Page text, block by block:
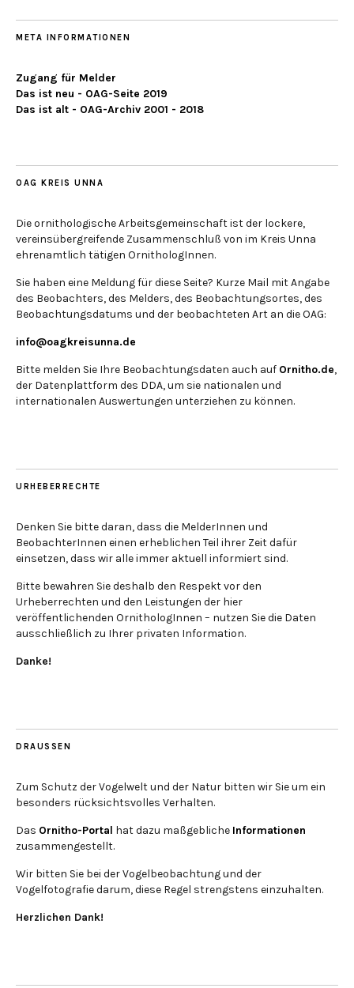
META INFORMATIONEN
Zugang für Melder
Das ist neu - OAG-Seite 2019
Das ist alt - OAG-Archiv 2001 - 2018
OAG KREIS UNNA
Die ornithologische Arbeitsgemeinschaft ist der lockere,
vereinsübergreifende Zusammenschluß von im Kreis Unna
ehrenamtlich tätigen OrnithologInnen.
Sie haben eine Meldung für diese Seite? Kurze Mail mit Angabe
des Beobachters, des Melders, des Beobachtungsortes, des
Beobachtungsdatums und der beobachteten Art an die OAG:
info@oagkreisunna.de
Bitte melden Sie Ihre Beobachtungsdaten auch auf Ornitho.de,
der Datenplattform des DDA, um sie nationalen und
internationalen Auswertungen unterziehen zu können.
URHEBERRECHTE
Denken Sie bitte daran, dass die MelderInnen und
BeobachterInnen einen erheblichen Teil ihrer Zeit dafür
einsetzen, dass wir alle immer aktuell informiert sind.
Bitte bewahren Sie deshalb den Respekt vor den
Urheberrechten und den Leistungen der hier
veröffentlichenden OrnithologInnen – nutzen Sie die Daten
ausschließlich zu Ihrer privaten Information.
Danke!
DRAUSSEN
Zum Schutz der Vogelwelt und der Natur bitten wir Sie um ein
besonders rücksichtsvolles Verhalten.
Das Ornitho-Portal hat dazu maßgebliche Informationen
zusammengestellt.
Wir bitten Sie bei der Vogelbeobachtung und der
Vogelfotografie darum, diese Regel strengstens einzuhalten.
Herzlichen Dank!